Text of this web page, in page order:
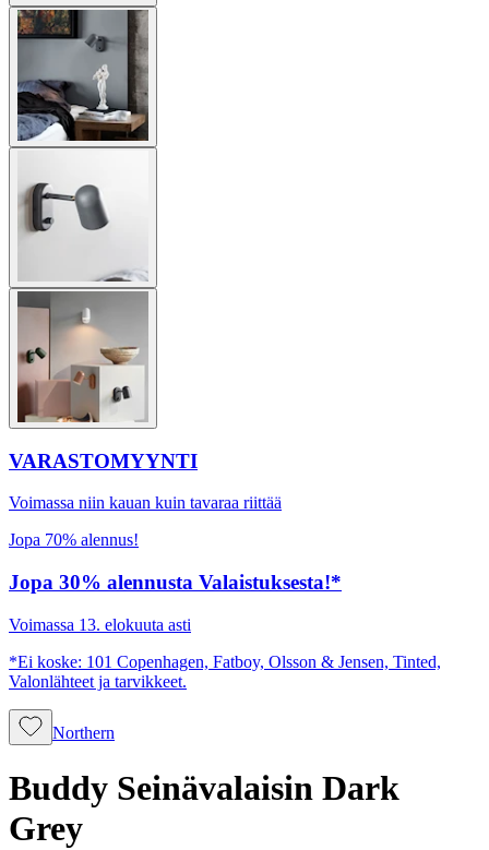
VARASTOMYYNTI
Voimassa niin kauan kuin tavaraa riittää
Jopa 70% alennus!
Jopa 30% alennusta Valaistuksesta!*
Voimassa 13. elokuuta asti
*Ei koske: 101 Copenhagen, Fatboy, Olsson & Jensen, Tinted,
Valonlähteet ja tarvikkeet.
Northern
Buddy Seinävalaisin Dark
Grey